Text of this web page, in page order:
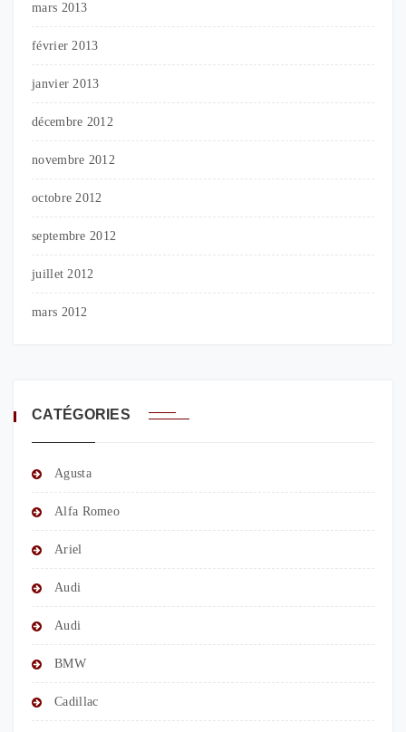
mars 2013
février 2013
janvier 2013
décembre 2012
novembre 2012
octobre 2012
septembre 2012
juillet 2012
mars 2012
CATÉGORIES
Agusta
Alfa Romeo
Ariel
Audi
Audi
BMW
Cadillac